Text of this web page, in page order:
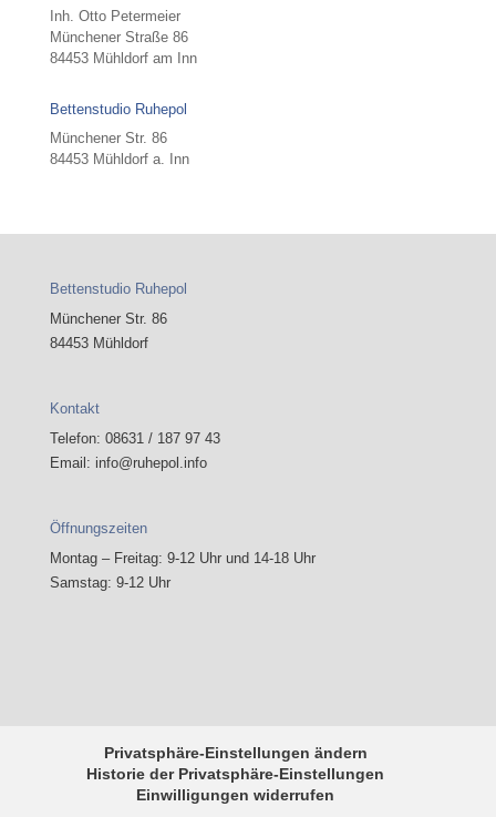
Inh. Otto Petermeier
Münchener Straße 86
84453 Mühldorf am Inn
Bettenstudio Ruhepol
Münchener Str. 86
84453 Mühldorf a. Inn
Bettenstudio Ruhepol
Münchener Str. 86
84453 Mühldorf
Kontakt
Telefon: 08631 / 187 97 43
Email: info@ruhepol.info
Öffnungszeiten
Montag – Freitag: 9-12 Uhr und 14-18 Uhr
Samstag: 9-12 Uhr
Privatsphäre-Einstellungen ändern
Historie der Privatsphäre-Einstellungen
Einwilligungen widerrufen